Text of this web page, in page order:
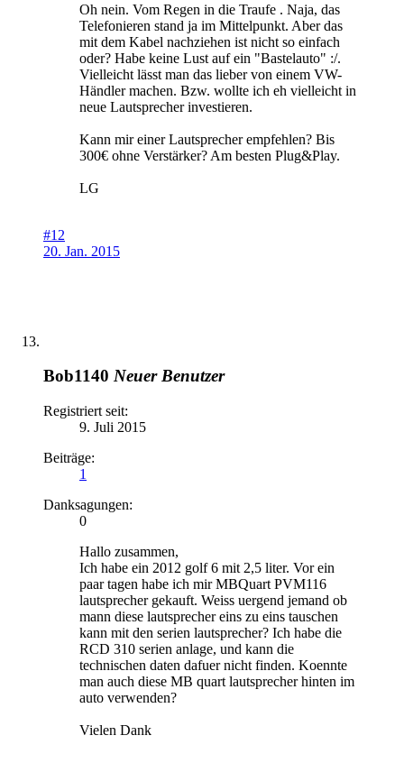
Oh nein. Vom Regen in die Traufe . Naja, das
Telefonieren stand ja im Mittelpunkt. Aber das
mit dem Kabel nachziehen ist nicht so einfach
oder? Habe keine Lust auf ein "Bastelauto" :/.
Vielleicht lässt man das lieber von einem VW-
Händler machen. Bzw. wollte ich eh vielleicht in
neue Lautsprecher investieren.
Kann mir einer Lautsprecher empfehlen? Bis
300€ ohne Verstärker? Am besten Plug&Play.
LG
#12
20. Jan. 2015
Bob1140 Neuer Benutzer
Registriert seit:
9. Juli 2015
Beiträge:
1
Danksagungen:
0
Hallo zusammen,
Ich habe ein 2012 golf 6 mit 2,5 liter. Vor ein
paar tagen habe ich mir MBQuart PVM116
lautsprecher gekauft. Weiss uergend jemand ob
mann diese lautsprecher eins zu eins tauschen
kann mit den serien lautsprecher? Ich habe die
RCD 310 serien anlage, und kann die
technischen daten dafuer nicht finden. Koennte
man auch diese MB quart lautsprecher hinten im
auto verwenden?
Vielen Dank